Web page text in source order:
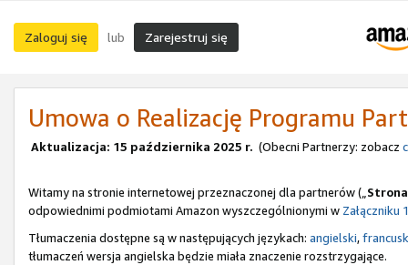
Zaloguj się lub Zarejestruj się
Umowa o Realizację Programu
Aktualizacja: 15 października 2025 r. (Obecni Partnerzy: zobacz
Witamy na stronie internetowej przeznaczonej dla partnerów („
odpowiednimi podmiotami Amazon wyszczególnionymi w Załączniku
Tłumaczenia dostępne są w następujących językach: angielski,
tłumaczeń wersja angielska będzie miała znaczenie rozstrzygające.